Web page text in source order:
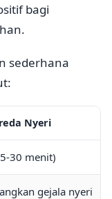
bagi
sederhana
Nyeri
30 menit)
gejala nyeri